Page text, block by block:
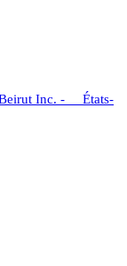
Inc. - États-